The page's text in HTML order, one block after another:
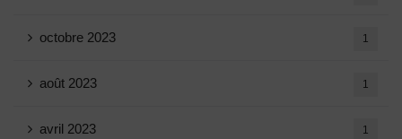
octobre 2023 1
août 2023 1
avril 2023 1